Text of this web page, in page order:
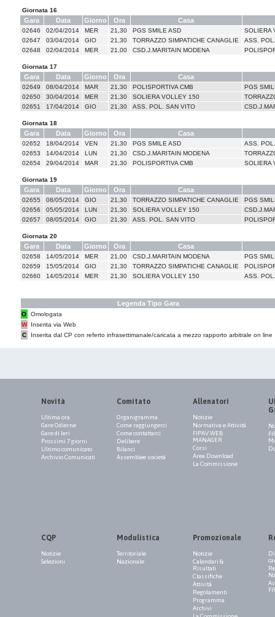
Giornata 16
Gara Data Giorno Ora Casa
02646 02/04/2014 MER 21,30 PGS SMILE ASD
SOLIERA
02647
03/04/2014 GIO 21,30 TORRAZZO SIMPATICHE CANAGLIE
ASS.
02648
02/04/2014 MER 21,00 CSD.J.MARITAIN MODENA
Giornata 17
Gara Data Giorno Ora Casa
02649 08/04/2014 MAR 21,30 POLISPORTIVA CMB
PGS
02650
30/04/2014 MER 21,30 SOLIERA VOLLEY 150
02651
17/04/2014 GIO 21,30 ASS. POL. SAN VITO
Giornata 18
Gara Data Giorno Ora Casa
02652 18/04/2014 VEN 21,30 PGS SMILE ASD
ASS.
02653
14/04/2014 LUN 21,30 CSD.J.MARITAIN MODENA
02654
29/04/2014 MAR 21,30 POLISPORTIVA CMB SOLIERA
Giornata 19
Gara Data Giorno Ora Casa
02655 08/05/2014 GIO 21,30 TORRAZZO SIMPATICHE CANAGLIE
PGS
02656
05/05/2014 LUN 21,30 SOLIERA VOLLEY 150
02657
08/05/2014 GIO 21,30 ASS. POL. SAN VITO
Giornata 20
Gara Data Giorno Ora Casa
02658 14/05/2014 MER 21,00 CSD.J.MARITAIN MODENA
PGS
02659
15/05/2014 GIO 21,30 TORRAZZO SIMPATICHE CANAGLIE
02660
14/05/2014 MER 21,30 SOLIERA VOLLEY 150 ASS.
Legenda Tipo Gara
O
Omologata
W
Inserita via Web
C
Inserita dal CP con referto infrasettimanale/caricata a mezzo rapporto arbitrale on line
Novità
Ultima ora
Gare Odierne
Gare di Ieri
Prossimi 7 giorni
Ultimo comunicato
Archivio Comunicati
Comitato
Organigramma
Come raggiungerci
Come contattarci
Delibere
Bilanci
Assemblee società
Allenatori
Notizie
Normativa e Attività
FIPAV WEB
MANAGER
Corsi
Area Download
La Commissione
CQP
Notizie
Selezioni
Modulistica
Territoriale
Nazionale
Promozionale
Notizie
Calendari &
Risultati
Classifiche
Attività
Regolamenti
Programma
Archivi